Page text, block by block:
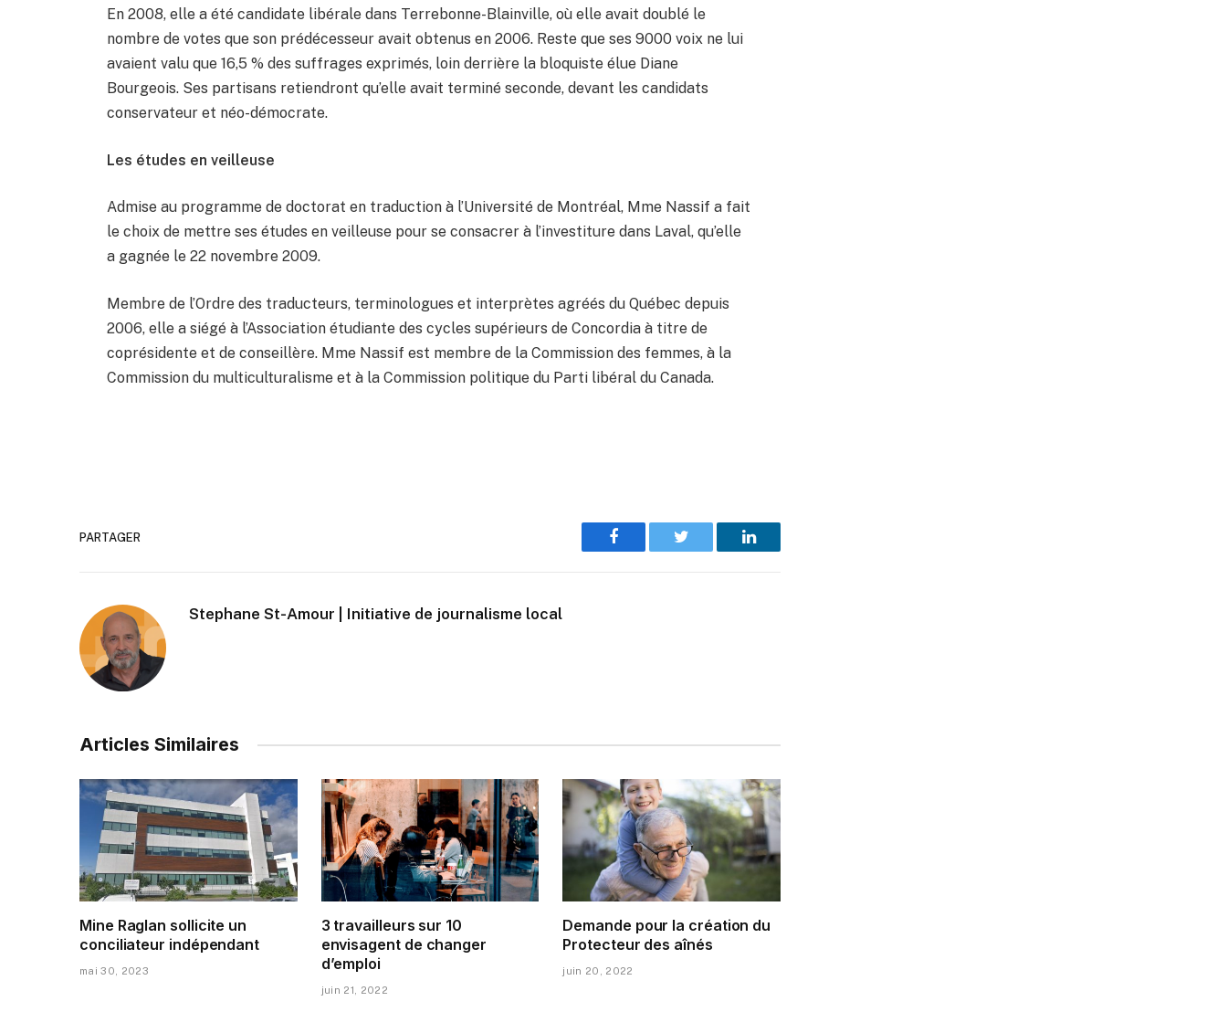
En 2008, elle a été candidate libérale dans Terrebonne-Blainville, où elle avait doublé le
nombre de votes que son prédécesseur avait obtenus en 2006. Reste que ses 9000 voix ne lui
avaient valu que 16,5 % des suffrages exprimés, loin derrière la bloquiste élue Diane
Bourgeois. Ses partisans retiendront qu’elle avait terminé seconde, devant les candidats
conservateur et néo-démocrate.
Les études en veilleuse
Admise au programme de doctorat en traduction à l’Université de Montréal, Mme Nassif a fait
le choix de mettre ses études en veilleuse pour se consacrer à l’investiture dans Laval, qu’elle
a gagnée le 22 novembre 2009.
Membre de l’Ordre des traducteurs, terminologues et interprètes agréés du Québec depuis
2006, elle a siégé à l’Association étudiante des cycles supérieurs de Concordia à titre de
coprésidente et de conseillère. Mme Nassif est membre de la Commission des femmes, à la
Commission du multiculturalisme et à la Commission politique du Parti libéral du Canada.
PARTAGER
Facebook Twitter LinkedIn
Stephane St-Amour | Initiative de journalisme local
Articles Similaires
Mine Raglan sollicite un
conciliateur indépendant
mai 30, 2023
3 travailleurs sur 10
envisagent de changer
d’emploi
juin 21, 2022
Demande pour la création du
Protecteur des aînés
juin 20, 2022